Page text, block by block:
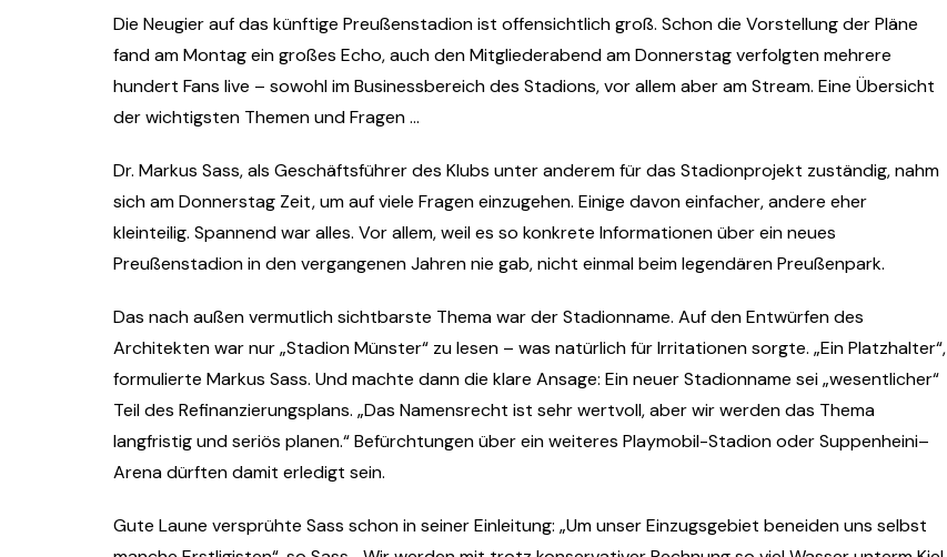
Zuschauerkapazität
Bau der Trainingsplätze
Die Neugier auf das künftige Preußenstadion ist offensichtlich groß. Schon die Vorstellung der Pläne
fand am Montag ein großes Echo, auch den Mitgliederabend am Donnerstag verfolgten mehrere
hundert Fans live – sowohl im Businessbereich des Stadions, vor allem aber am Stream. Eine Übersicht
der wichtigsten Themen und Fragen …
Dr. Markus Sass, als Geschäftsführer des Klubs unter anderem für das Stadionprojekt zuständig, nahm
sich am Donnerstag Zeit, um auf viele Fragen einzugehen. Einige davon einfacher, andere eher
kleinteilig. Spannend war alles. Vor allem, weil es so konkrete Informationen über ein neues
Preußenstadion in den vergangenen Jahren nie gab, nicht einmal beim legendären Preußenpark.
Das nach außen vermutlich sichtbarste Thema war der Stadionname. Auf den Entwürfen des
Architekten war nur „Stadion Münster“ zu lesen – was natürlich für Irritationen sorgte. „Ein Platzhalter“,
formulierte Markus Sass. Und machte dann die klare Ansage: Ein neuer Stadionname sei „wesentlicher“
Teil des Refinanzierungsplans. „Das Namensrecht ist sehr wertvoll, aber wir werden das Thema
langfristig und seriös planen.“ Befürchtungen über ein weiteres Playmobil-Stadion oder Suppenheini–
Arena dürften damit erledigt sein.
Gute Laune versprühte Sass schon in seiner Einleitung: „Um unser Einzugsgebiet beneiden uns selbst